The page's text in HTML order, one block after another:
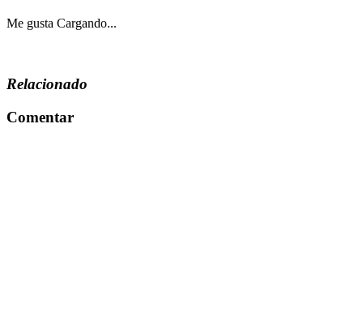
Me gusta Cargando...
Relacionado
Comentar